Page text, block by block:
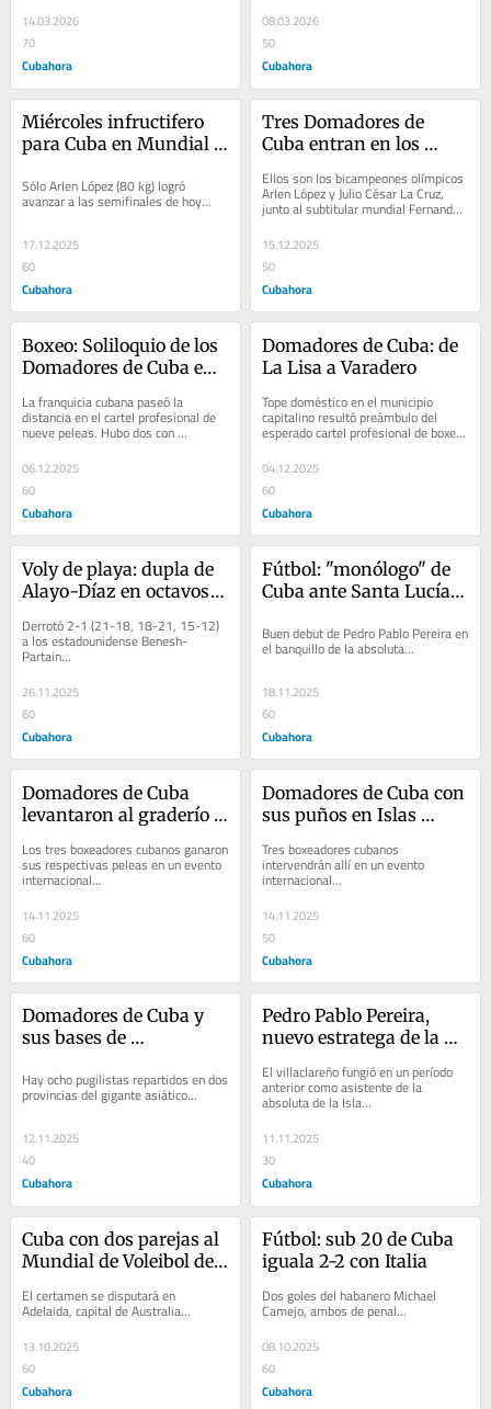
14.03.2026
70
Cubahora
08.03.2026
50
Cubahora
Miércoles infructifero
para Cuba en Mundial
Sólo Arlen López (80 kg) logró
avanzar a las semifinales de hoy...
17.12.2025
60
Cubahora
Tres Domadores de
Cuba entran en los
de Boxeo
Ellos son los bicampeones olímpicos
Arlen López y Julio César La Cruz,
junto al subtitular mundial Fernando
Arzola...
15.12.2025
50
Cubahora
Boxeo: Soliloquio de los
Domadores de Cuba en
La franquicia cubana paseó la
distancia en el cartel profesional de
nueve peleas. Hubo dos con
oponentes foráneos..
06.12.2025
60
Cubahora
Domadores de Cuba: de
La Lisa a Varadero
Tope doméstico en el municipio
capitalino resultó preámbulo del
esperado cartel profesional de boxeo
en el balneario matancero...
04.12.2025
60
Cubahora
Voly de playa: dupla de
Alayo-Díaz en octavos
Derrotó 2-1 (21-18, 18-21, 15-12)
a los estadounidense Benesh-
Partain...
26.11.2025
60
Cubahora
Fútbol: "monólogo" de
Cuba ante Santa Lucía
Buen debut de Pedro Pablo Pereira en
el banquillo de la absoluta...
18.11.2025
60
Cubahora
Domadores de Cuba
levantaron al graderío
Los tres boxeadores cubanos ganaron
sus respectivas peleas en un evento
internacional...
14.11.2025
60
Cubahora
Domadores de Cuba con
sus puños en Islas
Tres boxeadores cubanos
intervendrán allí en un evento
internacional...
14.11.2025
50
Cubahora
Domadores de Cuba y
sus bases de
Hay ocho pugilistas repartidos en dos
provincias del gigante asiático...
12.11.2025
40
Cubahora
Pedro Pablo Pereira,
nuevo estratega de la
fútbol
El villaclareño fungió en un período
anterior como asistente de la
absoluta de la Isla...
11.11.2025
30
Cubahora
Cuba con dos parejas al
Mundial de Voleibol de
El certamen se disputará en
Adelaida, capital de Australia...
13.10.2025
60
Cubahora
Fútbol: sub 20 de Cuba
iguala 2-2 con Italia
Dos goles del habanero Michael
Camejo, ambos de penal...
08.10.2025
60
Cubahora